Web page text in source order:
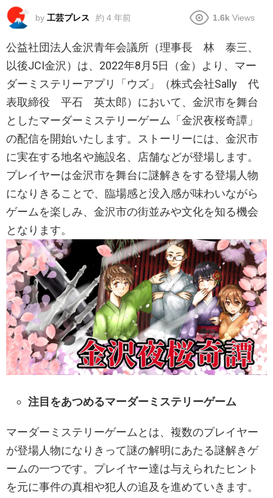
by 工芸プレス 約 4 年前 1.6k Views
公益社団法人金沢青年会議所（理事長 林 泰三、
以後JCI金沢）は、2022年8月5日（金）より、マー
ダーミステリーアプリ「ウズ」（株式会社Sally 代
表取締役 平石 英太郎）において、金沢市を舞台
としたマーダーミステリーゲーム「金沢夜桜奇譚」
の配信を開始いたします。ストーリーには、金沢市
に実在する地名や施設名、店舗などが登場します。
プレイヤーは金沢市を舞台に謎解きをする登場人物
になりきることで、臨場感と没入感が味わいながら
ゲームを楽しみ、金沢市の街並みや文化を知る機会
となります。
注目をあつめるマーダーミステリーゲーム
マーダーミステリーゲームとは、複数のプレイヤー
が登場人物になりきって謎の解明にあたる謎解きゲ
ームの一つです。プレイヤー達は与えられたヒント
を元に事件の真相や犯人の追及を進めていきます。